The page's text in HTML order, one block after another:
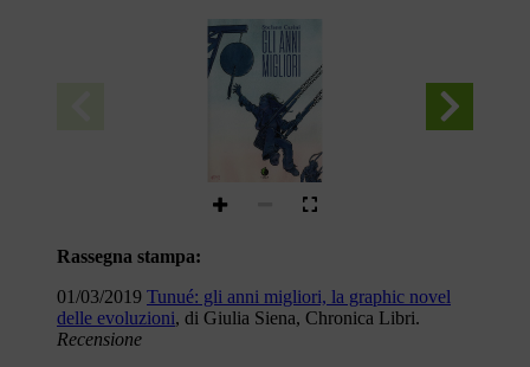
Stefano Casini
tunué
GLI ANNI
MIGLIORI
Rassegna stampa:
01/03/2019 Tunué: gli anni migliori, la graphic novel
delle evoluzioni, di Giulia Siena, Chronica Libri.
Recensione